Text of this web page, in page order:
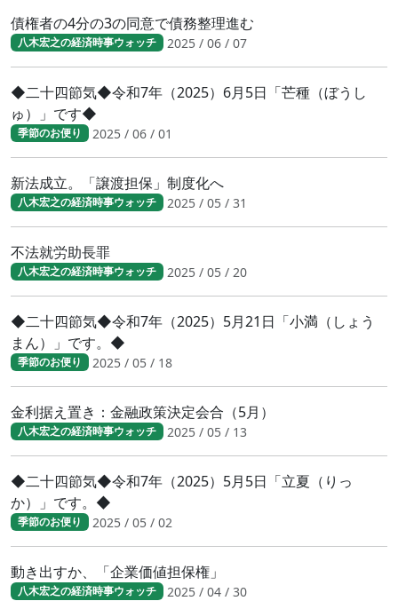
債権者の4分の3の同意で債務整理進む
八木宏之の経済時事ウォッチ 2025 / 06 / 07
◆二十四節気◆令和7年（2025）6月5日「芒種（ぼうし
ゅ）」です◆
季節のお便り 2025 / 06 / 01
新法成立。「譲渡担保」制度化へ
八木宏之の経済時事ウォッチ 2025 / 05 / 31
不法就労助長罪
八木宏之の経済時事ウォッチ 2025 / 05 / 20
◆二十四節気◆令和7年（2025）5月21日「小満（しょう
まん）」です。◆
季節のお便り 2025 / 05 / 18
金利据え置き：金融政策決定会合（5月）
八木宏之の経済時事ウォッチ 2025 / 05 / 13
◆二十四節気◆令和7年（2025）5月5日「立夏（りっ
か）」です。◆
季節のお便り 2025 / 05 / 02
動き出すか、「企業価値担保権」
八木宏之の経済時事ウォッチ 2025 / 04 / 30